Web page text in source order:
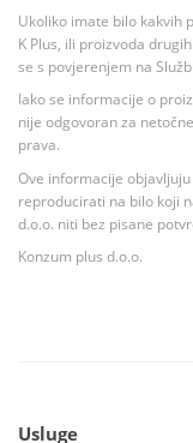
Ukoliko imate bilo kakvih
K Plus, ili proizvoda
se s povjerenjem na
Iako se informacije o
nije odgovoran za
prava.
Ove informacije
reproducirati na bilo koji
d.o.o. niti bez pisane
Konzum plus d.o.o.
Usluge